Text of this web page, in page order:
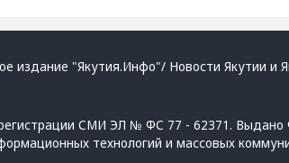
издание "Якутия.Инфо"/ Новости Якутии и
СМИ ЭЛ № ФС 77 - 62371. Выдано
технологий и массовых